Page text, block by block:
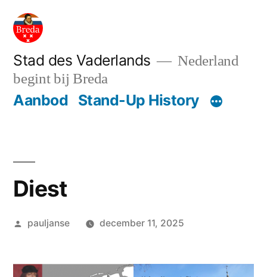
naar
inhoud
Stad des Vaderlands
Nederland
begint bij Breda
Aanbod Stand-Up History
Diest
Geplaatst
pauljanse december 11, 2025